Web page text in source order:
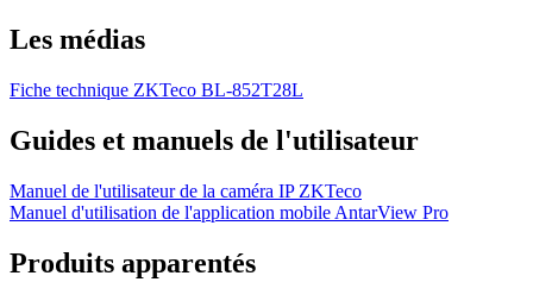
Les médias
Fiche technique ZKTeco BL-852T28L
Guides et manuels de l'utilisateur
Manuel de l'utilisateur de la caméra IP ZKTeco
Manuel d'utilisation de l'application mobile AntarView Pro
Produits apparentés